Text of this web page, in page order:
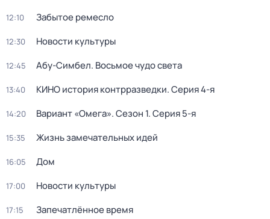
12:10 Забытое ремесло
12:30 Новости культуры
12:45 Абу-Симбел. Восьмое чудо света
13:40 КИНО история контрразведки. Серия 4-я
14:20 Вариант «Омега». Сезон 1. Серия 5-я
15:35 Жизнь замечательных идей
16:05 Дом
17:00 Новости культуры
17:15 Запечатлённое время